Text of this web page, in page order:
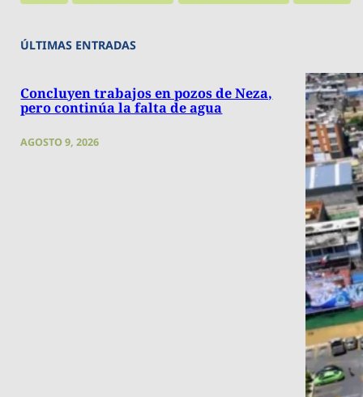
ÚLTIMAS ENTRADAS
Concluyen trabajos en pozos de Neza,
pero continúa la falta de agua
AGOSTO 9, 2026